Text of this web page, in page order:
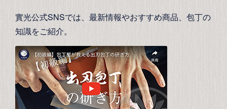
實光公式SNSでは、最新情報やおすすめ商品、包丁の
知識をご紹介。